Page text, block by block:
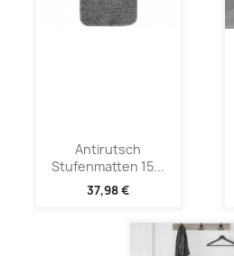
Antirutsch
Stufenmatten 15...
37,98 €